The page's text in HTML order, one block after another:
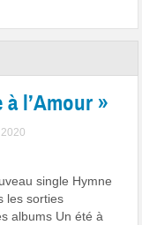
l’Amour »
single Hymne
les sorties
albums Un été à